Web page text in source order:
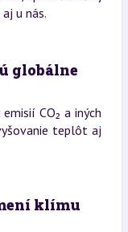
u nás.
globálne
CO₂ a iných
teplôt aj
klímu